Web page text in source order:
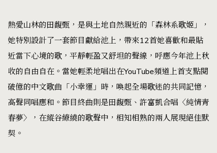
熱愛山林的田馥甄，是與土地自然親近的「森林系歌姬」，
她特別設計了一套節目獻給池上，帶來12首她喜歡和最貼
近當下心境的歌，平靜輕盈又舒坦的聲線，呼應今年池上秋
收的自由自在。當她輕柔地唱出在YouTube頻道上首支點閱
破億的中文歌曲「小幸運」時，喚起全場歌迷的共同記憶，
高聲同唱應和。節目終曲則是田馥甄、許富凱合唱〈純情青
春夢〉，在縱谷繚繞的歌聲中，相知相熟的兩人展現絕佳默
契。